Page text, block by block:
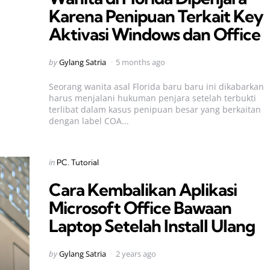
Karena Penipuan Terkait Key
Aktivasi Windows dan Office
Posted
byGylang Satria 5 months ago
Seorang wanita asal Florida baru baru ini dikabarkan
harus menjalani hukuman penjara setelah terbukti
terlibat dalam kasus penipuan besar yang berkaitan
dengan label COA...
Categories
Posted
in PC Tutorial
Cara Kembalikan Aplikasi
Microsoft Office Bawaan
Laptop Setelah Install Ulang
Posted
byGylang Satria 2 years ago